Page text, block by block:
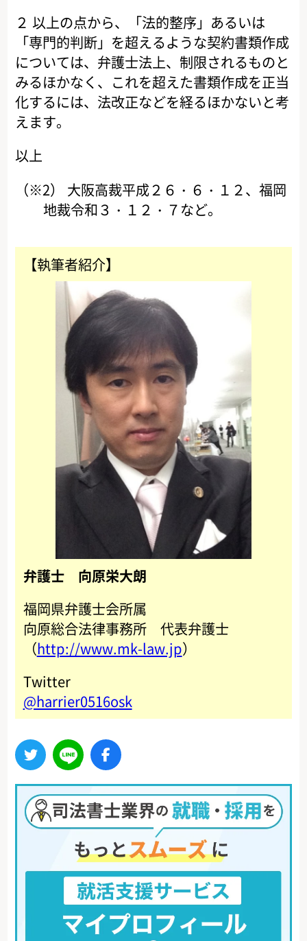
２ 以上の点から、「法的整序」あるいは
「専門的判断」を超えるような契約書類作成
については、弁護士法上、制限されるものと
みるほかなく、これを超えた書類作成を正当
化するには、法改正などを経るほかないと考
えます。
以上
（※2） 大阪高裁平成２６・６・１２、福岡
地裁令和３・１２・７など。
【執筆者紹介】
弁護士 向原栄大朗
福岡県弁護士会所属
向原総合法律事務所 代表弁護士
（http://www.mk-law.jp）
Twitter
@harrier0516osk